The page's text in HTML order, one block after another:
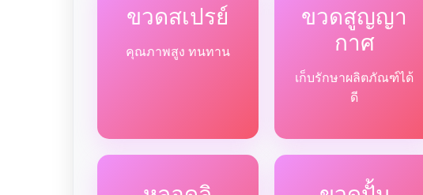
ขวดสเปรย์
คุณภาพสูง ทนทาน
ขวดสูญญา
กาศ
เก็บรักษาผลิตภัณฑ์ได้
ดี